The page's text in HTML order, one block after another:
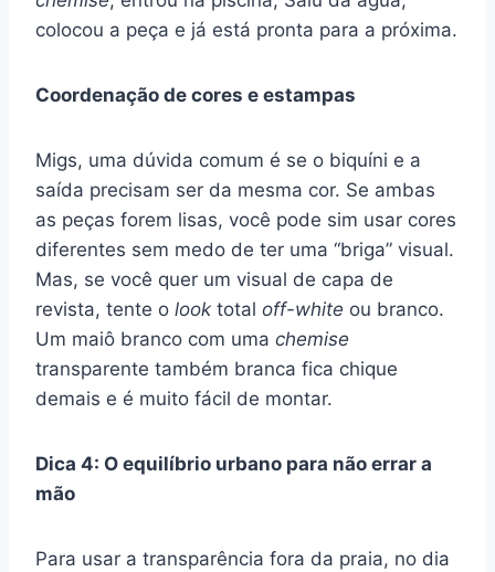
colocou a peça e já está pronta para a próxima.
Coordenação de cores e estampas
Migs, uma dúvida comum é se o biquíni e a
saída precisam ser da mesma cor. Se ambas
as peças forem lisas, você pode sim usar cores
diferentes sem medo de ter uma “briga” visual.
Mas, se você quer um visual de capa de
revista, tente o look total off-white ou branco.
Um maiô branco com uma chemise
transparente também branca fica chique
demais e é muito fácil de montar.
Dica 4: O equilíbrio urbano para não errar a
mão
Para usar a transparência fora da praia, no dia